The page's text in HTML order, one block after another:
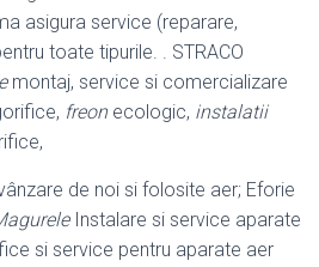
asigura service (reparare,
toate tipurile. . STRACO
montaj, service si comercializare
freonecologic, instalatii
de noi si folosite aer; Eforie
Instalare si service aparate
si service pentru aparate aer